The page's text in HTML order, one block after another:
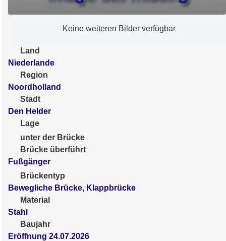
Keine weiteren Bilder verfügbar
Land
Niederlande
Region
Noordholland
Stadt
Den Helder
Lage
unter der Brücke
Brücke überführt
Fußgänger
Brückentyp
Bewegliche Brücke, Klappbrücke
Material
Stahl
Baujahr
Eröffnung 24.07.2026